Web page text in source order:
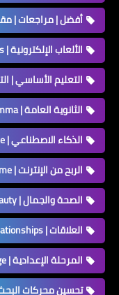
أفضل | مراجعات |
الألعاب الإلكترونية | Video Games
التعليم الأساسي |
الثانوية العامة | Thanaweya Amma
الذكاء الاصطناعي | Artificial Intelligence
الربح من الإنترنت | Online Income
الصحة والجمال | Health & Beauty
العلاقات | Relationships
المرحلة الإعدادية | Preparatory Stage
تحسين محركات